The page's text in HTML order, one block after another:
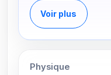
particulier. Je suis
pas à utiliser
tutorat des élèves
Voir plus
Physique